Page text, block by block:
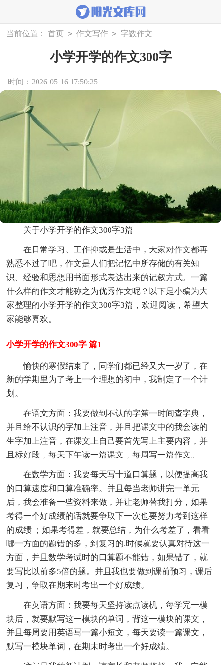
当前位置： 首页 > 作文写作 > 字数作文
小学开学的作文300字
时间：2026-05-16 17:50:25
关于小学开学的作文300字3篇
在日常学习、工作抑或是生活中，大家对作文都再
熟悉不过了吧，作文是人们把记忆中所存储的有关知
识、经验和思想用书面形式表达出来的记叙方式。一篇
什么样的作文才能称之为优秀作文呢？以下是小编为大
家整理的小学开学的作文300字3篇，欢迎阅读，希望大
家能够喜欢。
小学开学的作文300字 篇1
愉快的寒假结束了，同学们都已经又大一岁了，在
新的学期里为了考上一个理想的初中，我制定了一个计
划。
在语文方面：我要做到不认的字第一时间查字典，
并且给不认识的字加上注音，并且把课文中的我会读的
生字加上注音，在课文上自己要首先写上主要内容，并
且标好段，每天下午读一篇课文，每周写一篇作文。
在数学方面：我要每天写十道口算题，以便提高我
的口算速度和口算准确率。并且每当老师讲完一单元
后，我会准备一些资料来做，并让老师替我打分，如果
考得一个好成绩的话就要争取下一次也要努力考到这样
的成绩 ；如果考得差，就要总结，为什么考差了，看看
哪一方面的题错的多，到复习的.时候就要认真对待这一
方面，并且数学考试时的口算题不能错，如果错了，就
要写比以前多5倍的题。并且我也要做到课前预习，课后
复习，争取在期末时考出一个好成绩。
在英语方面：我要每天坚持读点读机，每学完一模
块后，就要默写这一模块的单词，背这一模块的课文，
并且每周要用英语写一篇小短文，每天要读一篇课文，
默写一模块单词，在期末时考出一个好成绩。